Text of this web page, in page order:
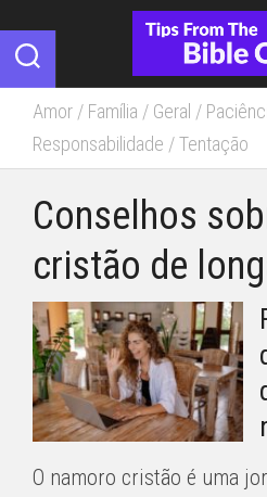
to
content
Amor / Família / Geral /
Responsabilidade /Tentação
Conselhos
cristão de
O namoro cristão é uma